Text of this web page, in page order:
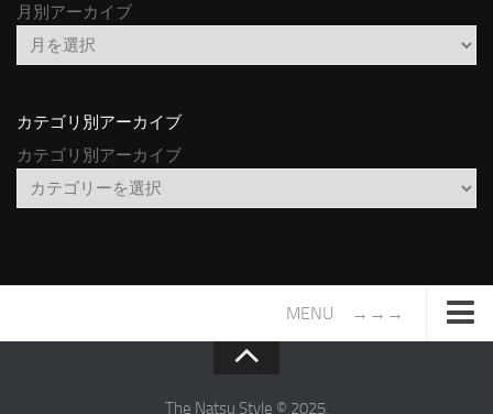
月別アーカイブ
カテゴリ別アーカイブ
カテゴリ別アーカイブ
MENU →→→
The Natsu Style © 2025.